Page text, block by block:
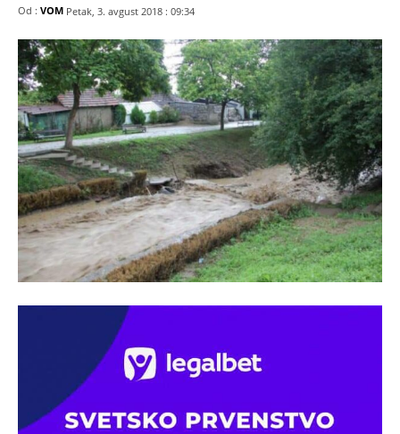
Od : VOM Petak, 3. avgust 2018 : 09:34